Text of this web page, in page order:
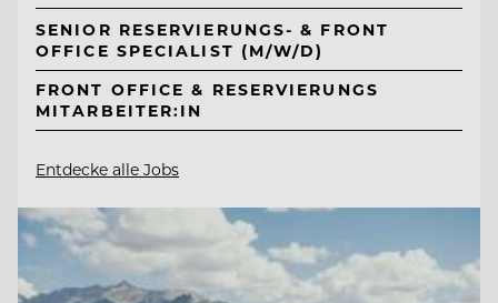
SENIOR RESERVIERUNGS- & FRONT
OFFICE SPECIALIST (M/W/D)
FRONT OFFICE & RESERVIERUNGS
MITARBEITER:IN
Entdecke alle Jobs